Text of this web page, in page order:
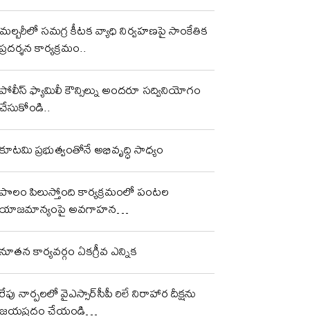
మల్బరీలో సమగ్ర కీటక వ్యాధి నిర్వహణపై సాంకేతిక
ప్రదర్శన కార్యక్రమం..
పోలీస్ ఫ్యామిలీ కౌన్సిల్ను అందరూ సద్వినియోగం
చేసుకోండి..
కూటమి ప్రభుత్వంతోనే అభివృద్ధి సాధ్యం
పొలం పిలుస్తోంది కార్యక్రమంలో పంటల
యాజమాన్యంపై అవగాహన…
నూతన కార్యవర్గం ఏకగ్రీవ ఎన్నిక
రేపు నార్పలలో వైఎస్సార్‌సీపీ రిలే నిరాహార దీక్షను
జయప్రదం చేయండి…